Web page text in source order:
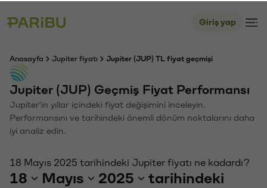
Giriş yap
Anasayfa Jupiter fiyatı Jupiter (JUP) TL fiyat geçmişi
Jupiter (JUP) Geçmiş Fiyat Performansı
Jupiter'in yıllar içindeki fiyat değişimini inceleyin.
Performansını ve tarihindeki önemli dönüm noktalarını daha
iyi analiz edin.
18 Mayıs 2025 tarihindeki Jupiter fiyatı ne kadardı?
18 Mayıs 2025
tarihindeki